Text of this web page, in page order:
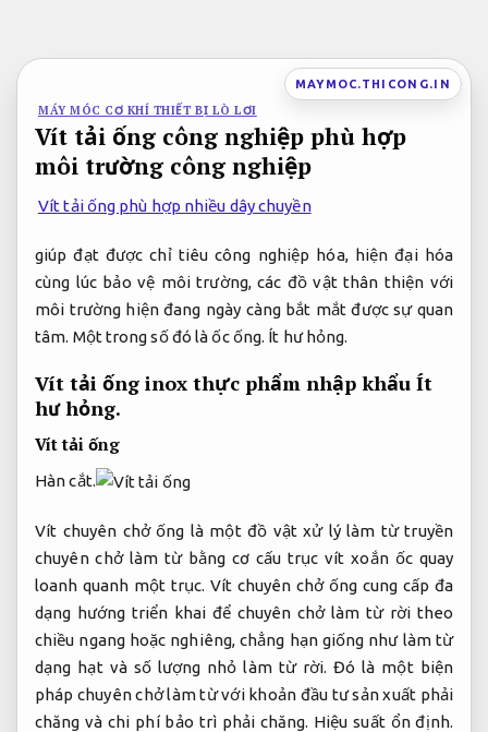
nội
MAYMOC.THICONG.IN
MÁY MÓC CƠ KHÍ THIẾT BỊ LÒ LƠI
Vít tải ống công nghiệp phù hợp
môi trường công nghiệp
Vít tải ống phù hợp nhiều dây chuyền
giúp đạt được chỉ tiêu công nghiệp hóa, hiện đại hóa
cùng lúc bảo vệ môi trường, các đồ vật thân thiện với
môi trường hiện đang ngày càng bắt mắt được sự quan
tâm. Một trong số đó là ốc ống. Ít hư hỏng.
Vít tải ống inox thực phẩm nhập khẩu Ít
hư hỏng.
Vít tải ống
Hàn cắt.
Vít chuyên chở ống là một đồ vật xử lý làm từ truyền
chuyên chở làm từ bằng cơ cấu trục vít xoắn ốc quay
loanh quanh một trục. Vít chuyên chở ống cung cấp đa
dạng hướng triển khai để chuyên chở làm từ rời theo
chiều ngang hoặc nghiêng, chẳng hạn giống như làm từ
dạng hạt và số lượng nhỏ làm từ rời. Đó là một biện
pháp chuyên chở làm từ với khoản đầu tư sản xuất phải
chăng và chi phí bảo trì phải chăng. Hiệu suất ổn định.